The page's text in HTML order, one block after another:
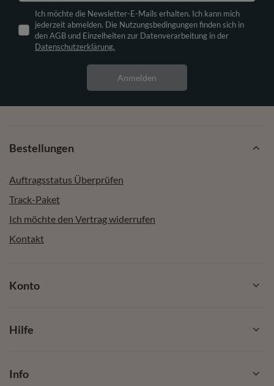
Ich möchte die Newsletter-E-Mails erhalten. Ich kann mich
jederzeit abmelden. Die Nutzungsbedingungen finden sich in
den AGB und Einzelheiten zur Datenverarbeitung in der
Datenschutzerklärung.
Anmelden
Bestellungen
Auftragsstatus Überprüfen
Track-Paket
Ich möchte den Vertrag widerrufen
Kontakt
Konto
Hilfe
Info